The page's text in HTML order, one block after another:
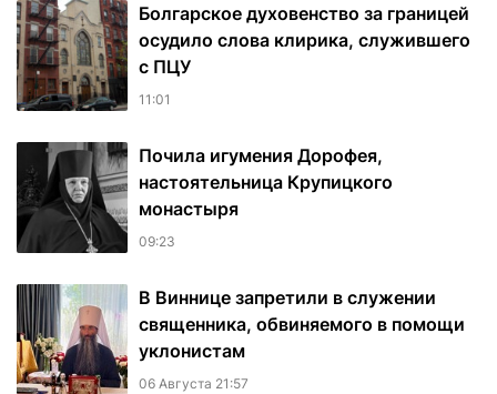
Болгарское духовенство за границей
осудило слова клирика, служившего
с ПЦУ
11:01
Почила игумения Дорофея,
настоятельница Крупицкого
монастыря
09:23
В Виннице запретили в служении
священника, обвиняемого в помощи
уклонистам
06 Августа 21:57